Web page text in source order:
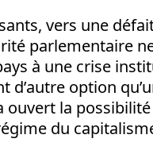
vers une
parlementaire
à une crise
d’autre option
ouvert la
du